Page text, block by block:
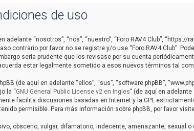
de uso
adelante “nosotros”, “nos”, “nuestro”, “Foro RAV4 Club”,
contrario por favor no se registre y/o use “Foro RAV4 Club”.
sería prudente que los revisase por su cuenta
estar legalmente sometido a esos nuevos términos tal
(de aquí en adelante “ellos”, “sus”, “software phpBB”,
la “GNU General Public License v2 en Ingles” (de aquí en adelante
facilita discusiones basadas en Internet y la GPL
permisible. Para más información sobre phpBB, por favor
obsceno, vulgar, difamatorio, indecente, amenazante, sexual